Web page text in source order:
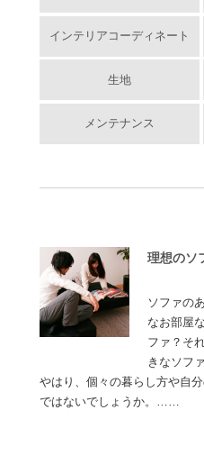
インテリアコーディネート
生地
メンテナンス
理想のソ
ソファの
なお部屋
ファ？そ
きなソフ
やはり、個々の暮らし方や自
ではないでしょうか。……